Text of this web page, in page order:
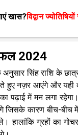
खास?विद्वान
2024
अनुसार सिंह राशि के
हुए नज़र आएंगे और
पढ़ाई में मन लगा
जिसके कारण बीच-
हालांकि ग्रहों का